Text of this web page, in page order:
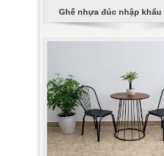
Ghế nhựa đúc nhập khẩu